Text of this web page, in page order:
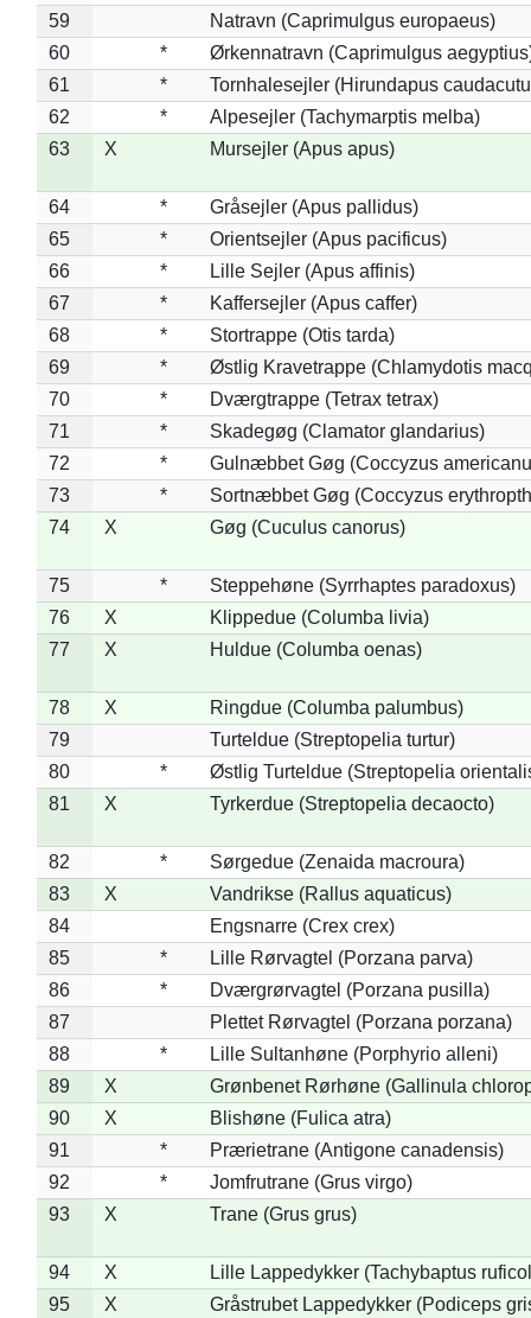
59
Natravn (Caprimulgus europaeus)
60
*
Ørkennatravn (Caprimulgus
61
*
Tornhalesejler (Hirundapus
62
*
Alpesejler (Tachymarptis melba)
63
X Mursejler (Apus apus)
64 *
Gråsejler (Apus pallidus)
65
*
Orientsejler (Apus pacificus)
66
*
Lille Sejler (Apus affinis)
67
*
Kaffersejler (Apus caffer)
68
*
Stortrappe (Otis tarda)
69
*
Østlig Kravetrappe (Chlamydotis
70
*
Dværgtrappe (Tetrax tetrax)
71
*
Skadegøg (Clamator glandarius)
72
*
Gulnæbbet Gøg (Coccyzus
73
*
Sortnæbbet Gøg (Coccyzus
74
X Gøg (Cuculus canorus)
75 *
Steppehøne (Syrrhaptes paradoxus)
76
X
Klippedue (Columba livia)
77
X Huldue (Columba oenas)
78 X
Ringdue (Columba palumbus)
79
Turteldue (Streptopelia turtur)
80
*
Østlig Turteldue (Streptopelia
81
X Tyrkerdue (Streptopelia decaocto)
82 *
Sørgedue (Zenaida macroura)
83
X
Vandrikse (Rallus aquaticus)
84
Engsnarre (Crex crex)
85
*
Lille Rørvagtel (Porzana parva)
86
*
Dværgrørvagtel (Porzana pusilla)
87
Plettet Rørvagtel (Porzana porzana)
88
*
Lille Sultanhøne (Porphyrio alleni)
89
X
Grønbenet Rørhøne (Gallinula
90
X
Blishøne (Fulica atra)
91
*
Prærietrane (Antigone canadensis)
92
*
Jomfrutrane (Grus virgo)
93
X Trane (Grus grus)
94 X
Lille Lappedykker (Tachybaptus
95
X Gråstrubet Lappedykker (Podiceps